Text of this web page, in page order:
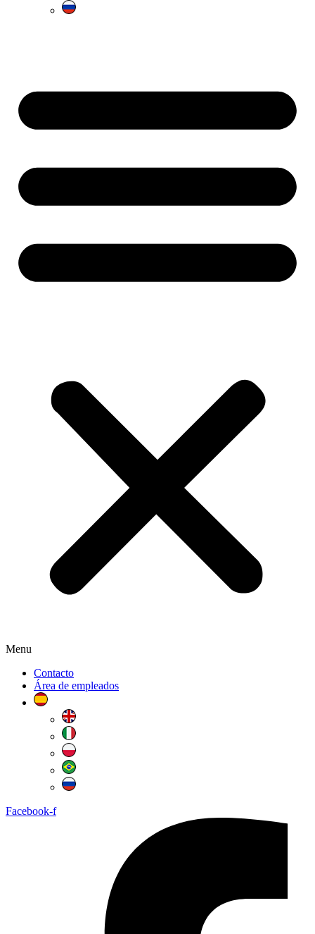
Menu
Contacto
Área de empleados
Facebook-f